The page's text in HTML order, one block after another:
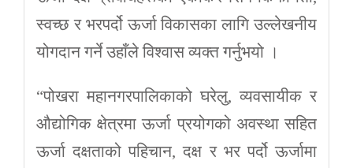
स्वच्छ र भरपर्दो ऊर्जा विकासका लागि उल्लेखनीय
योगदान गर्ने उहाँले विश्वास व्यक्त गर्नुभयो ।
“पोखरा महानगरपालिकाको घरेलु, व्यवसायीक र
औद्योगिक क्षेत्रमा ऊर्जा प्रयोगको अवस्था सहित
ऊर्जा दक्षताको पहिचान, दक्ष र भर पर्दो ऊर्जामा